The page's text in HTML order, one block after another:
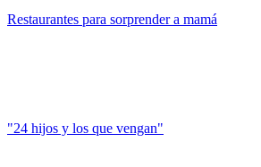
Restaurantes para sorprender a mamá
"24 hijos y los que vengan"